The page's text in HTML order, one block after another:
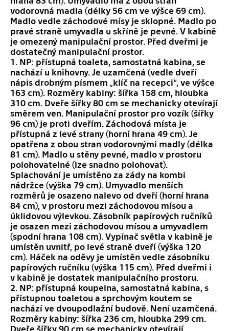
vodorovná madla (délky 56 cm ve výšce 69 cm).
Madlo vedle záchodové mísy je sklopné. Madlo po
pravé straně umyvadla u skříně je pevné. V kabině
je omezený manipulační prostor. Před dveřmi je
dostatečný manipulační prostor.
1. NP: přístupná toaleta, samostatná kabina, se
nachází u knihovny. Je uzamčená (vedle dveří
nápis drobným písmem „klíč na recepci“, ve výšce
163 cm). Rozměry kabiny: šířka 158 cm, hloubka
310 cm. Dveře šířky 80 cm se mechanicky otevírají
směrem ven. Manipulační prostor pro vozík (šířky
96 cm) je proti dveřím. Záchodová místa je
přístupná z levé strany (horní hrana 49 cm). Je
opatřena z obou stran vodorovnými madly (délka
81 cm). Madlo u stěny pevné, madlo v prostoru
polohovatelné (lze snadno polohovat).
Splachování je umístěno za zády na kombi
nádržce (výška 79 cm). Umyvadlo menších
rozměrů je osazeno nalevo od dveří (horní hrana
84 cm), v prostoru mezi záchodovou mísou a
úklidovou výlevkou. Zásobník papírových ručníků
je osazen mezi záchodovou mísou a umyvadlem
(spodní hrana 108 cm). Vypínač světla v kabině je
umístěn uvnitř, po levé straně dveří (výška 120
cm). Háček na oděvy je umístěn vedle zásobníku
papírových ručníku (výška 115 cm). Před dveřmi i
v kabině je dostatek manipulačního prostoru.
2. NP: přístupná koupelna, samostatná kabina, s
přístupnou toaletou a sprchovým koutem se
nachází ve dvoupodlažní budově. Není uzamčená.
Rozměry kabiny: šířka 236 cm, hloubka 299 cm.
Dveře šířky 90 cm se mechanicky otevírají